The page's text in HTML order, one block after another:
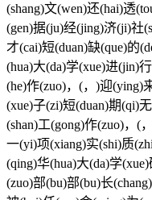
(shang)文(wen)还(hai)透
(gen)据(ju)经(jing)济(ji)社
才(cai)短(duan)缺(que)的
(hua)大(da)学(xue)进(jin)
(he)作(zuo)，(，)迎(ying)
(xue)子(zi)短(duan)期(qi)
(shan)工(gong)作(zuo)，(
一(yi)项(xiang)实(shi)质
(qing)华(hua)大(da)学
(zuo)部(bu)部(bu)长